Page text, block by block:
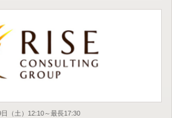
（土）12:10～最長17:30